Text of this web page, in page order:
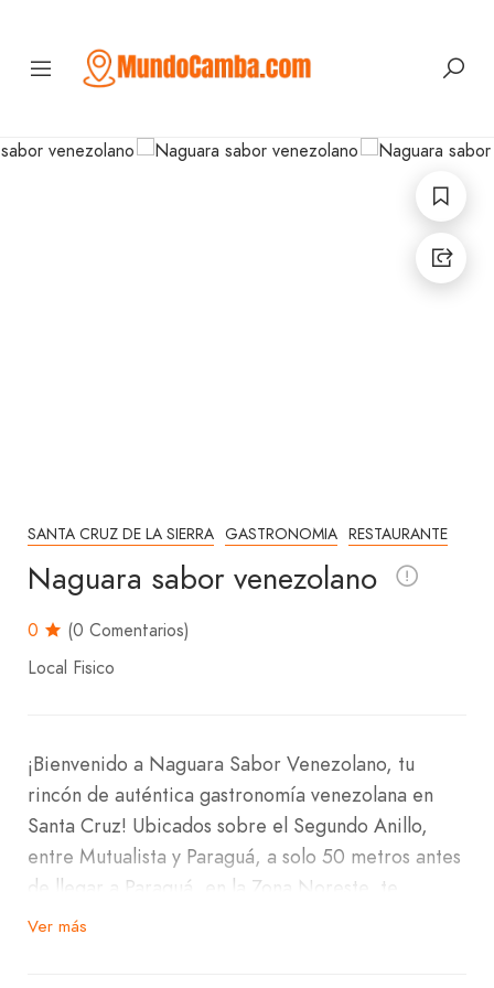
SANTA CRUZ DE LA SIERRA GASTRONOMIA RESTAURANTE
Naguara sabor venezolano
0
(0 Comentarios)
Local Fisico
¡Bienvenido a Naguara Sabor Venezolano, tu
rincón de auténtica gastronomía venezolana en
Santa Cruz! Ubicados sobre el Segundo Anillo,
entre Mutualista y Paraguá, a solo 50 metros antes
de llegar a Paraguá, en la Zona Noreste, te
invitamos a disfrutar de una experiencia culinaria
Ver más